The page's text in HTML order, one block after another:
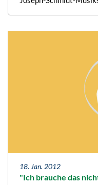
18. Jan. 2012
"Ich brauche das